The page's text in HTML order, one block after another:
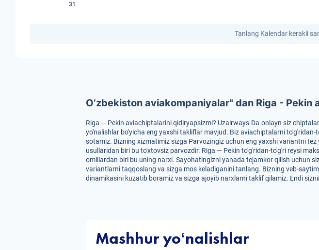
31
Tanlang Kalendar kerakli
O’zbekiston aviakompaniyalar" dan Riga -
Riga — Pekin aviachiptalarini qidiryapsizmi? Uzairways-Da.onlayn siz
yo'nalishlar bo'yicha eng yaxshi takliflar mavjud. Biz aviachiptalarni
sotamiz. Bizning xizmatimiz sizga Parvozingiz uchun eng yaxshi variantni
usullaridan biri bu to'xtovsiz parvozdir. Riga — Pekin to'g'ridan-to'g'ri reysi
omillardan biri bu uning narxi. Sayohatingizni yanada tejamkor qilish uchun
variantlarni taqqoslang va sizga mos keladiganini tanlang. Bizning veb-
dinamikasini kuzatib boramiz va sizga ajoyib narxlarni taklif qilamiz. Endi
Mashhur yoʻnalishlar